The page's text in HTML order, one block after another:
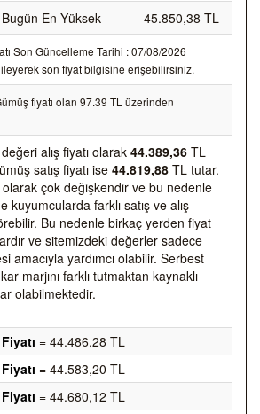
En Yüksek
45.850,38 TL
Son Güncelleme Tarihi : 07/08/2026
son fiyat bilgisine erişebilirsiniz.
fiyatı olan 97.39 TL üzerinden
alış fiyatı olarak 44.389,36 TL
satış fiyatı ise 44.819,88 TL tutar.
olarak çok değişkendir ve bu nedenle
kuyumcularda farklı satış ve alış
Bu nedenle birkaç yerden fiyat
ve sitemizdeki değerler sadece
amacıyla yardımcı olabilir. Serbest
marjını farklı tutmaktan kaynaklı
olabilmektedir.
= 44.486,28 TL
= 44.583,20 TL
= 44.680,12 TL